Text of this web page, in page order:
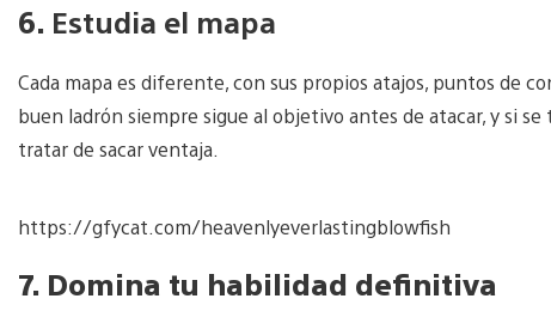
6. Estudia el mapa
Cada mapa es diferente, con sus propios atajos, puntos de
buen ladrón siempre sigue al objetivo antes de atacar, y si
tratar de sacar ventaja.
https://gfycat.com/heavenlyeverlastingblowfish
7. Domina tu habilidad definitiva